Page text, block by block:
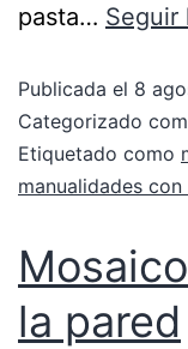
pasta… Seguir
Publicada el 8
Categorizado
Etiquetado como
manualidades
la pared